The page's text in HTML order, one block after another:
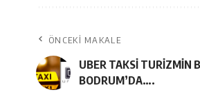
ÖNCEKI MAKALE
UBER TAKSİ TURİZMİN
BODRUM’DA….